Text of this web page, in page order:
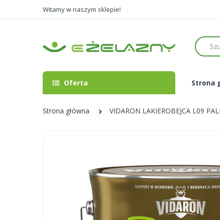
Witamy w naszym sklepie!
Szukaj
Oferta Strona
Strona główna VIDARON LAKIEROBEJCA L09